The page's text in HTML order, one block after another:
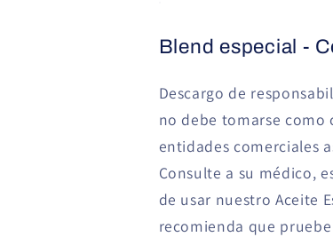
Blend especial -
Descargo de
no debe tomarse como
entidades comerciales
Consulte a su médico,
de usar nuestro Aceite
recomienda que